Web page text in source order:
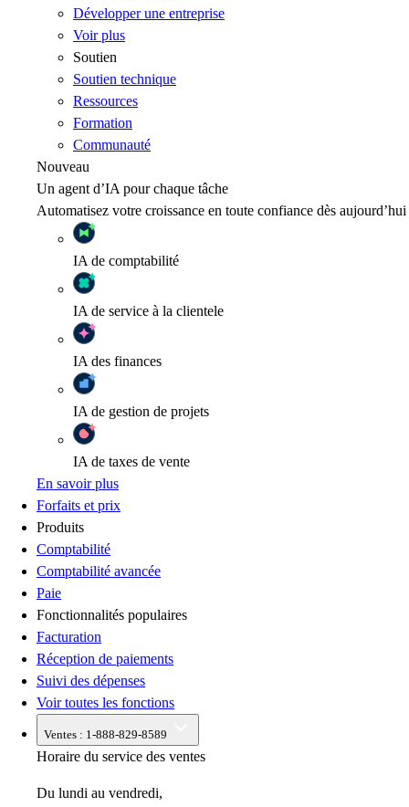
Développer une entreprise
Voir plus
Soutien
Soutien technique
Ressources
Formation
Communauté
Nouveau
Un agent d’IA pour chaque tâche
Automatisez votre croissance en toute confiance dès aujourd’hui
IA de comptabilité
IA de service à la clientele
IA des finances
IA de gestion de projets
IA de taxes de vente
En savoir plus
Forfaits et prix
Produits
Comptabilité
Comptabilité avancée
Paie
Fonctionnalités populaires
Facturation
Réception de paiements
Suivi des dépenses
Voir toutes les fonctions
Ventes : 1-888-829-8589
Horaire du service des ventes
Du lundi au vendredi,